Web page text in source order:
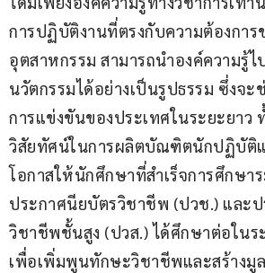
การปฏิบัติงานที่ตรงกับความต้องการ
อุตสาหกรรม สามารถนำองค์ความรู้
นวัตกรรมได้อย่างเป็นรูปธรรม ซึ่งจ
การแข่งขันของประเทศในระยะยาว
วิสัยทัศน์ในการผลิตบัณฑิตนักปฏิบัติแ
โอกาสให้นักศึกษาที่สำเร็จการศึกษา
ประกาศนียบัตรวิชาชีพ (ปวช.) และ
วิชาชีพชั้นสูง (ปวส.) ได้ศึกษาต่อใน
เพื่อเพิ่มพูนทักษะวิชาชีพและสร้างมู